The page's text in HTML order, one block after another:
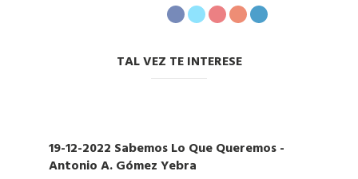
TAL VEZ TE INTERESE
19-12-2022 Sabemos Lo Que Queremos -
Antonio A. Gómez Yebra